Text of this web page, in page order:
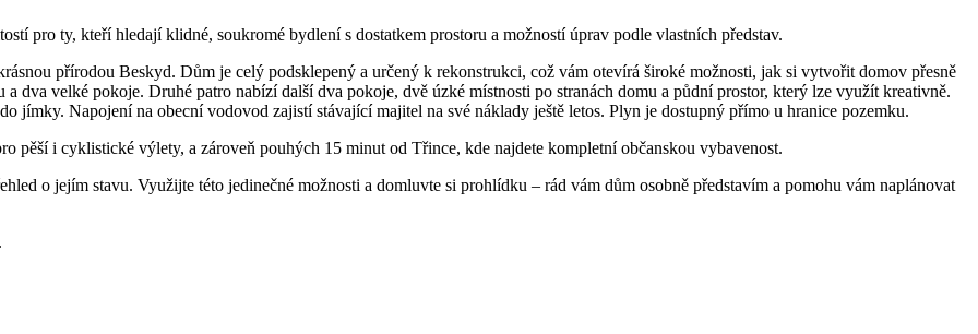
pro ty, kteří hledají klidné, soukromé bydlení s dostatkem prostoru a možností úprav podle vlastních představ.
přírodou Beskyd. Dům je celý podsklepený a určený k rekonstrukci, což vám otevírá široké možnosti, jak si vytvořit domov přesně
dva velké pokoje. Druhé patro nabízí další dva pokoje, dvě úzké místnosti po stranách domu a půdní prostor, který lze využít kreativně.
jímky. Napojení na obecní vodovod zajistí stávající majitel na své náklady ještě letos. Plyn je dostupný přímo u hranice pozemku.
pěší i cyklistické výlety, a zároveň pouhých 15 minut od Třince, kde najdete kompletní občanskou vybavenost.
o jejím stavu. Využijte této jedinečné možnosti a domluvte si prohlídku – rád vám dům osobně představím a pomohu vám naplánovat